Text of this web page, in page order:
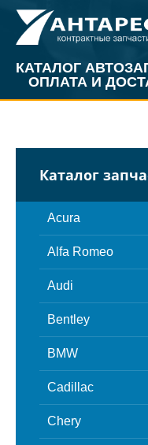
КАТАЛОГ
ОПЛАТА И
Каталог
Acura
Alfa Romeo
Audi
Bentley
BMW
Cadillac
Chery